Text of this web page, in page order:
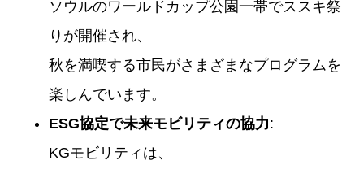
ソウルのワールドカップ公園一帯でススキ祭
りが開催され、
秋を満喫する市民がさまざまなプログラムを
楽しんでいます。
ESG協定で未来モビリティの協力:
KGモビリティは、